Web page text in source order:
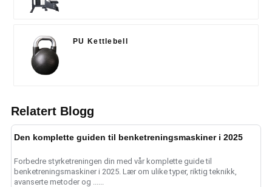
PU Kettlebell
Relatert Blogg
Den komplette guiden til benketreningsmaskiner i 2025
Forbedre styrketreningen din med vår komplette guide til
benketreningsmaskiner i 2025. Lær om ulike typer, riktig teknikk,
avanserte metoder og ......